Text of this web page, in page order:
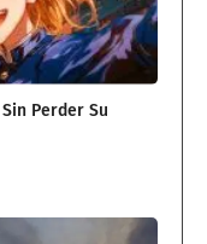
Perder Su